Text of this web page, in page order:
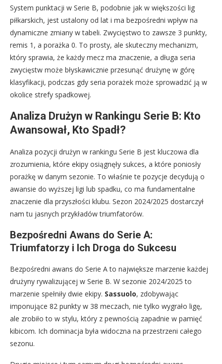
System punktacji w Serie B, podobnie jak w większości lig
piłkarskich, jest ustalony od lat i ma bezpośredni wpływ na
dynamiczne zmiany w tabeli. Zwycięstwo to zawsze 3 punkty,
remis 1, a porażka 0. To prosty, ale skuteczny mechanizm,
który sprawia, że każdy mecz ma znaczenie, a długa seria
zwycięstw może błyskawicznie przesunąć drużynę w górę
klasyfikacji, podczas gdy seria porażek może sprowadzić ją w
okolice strefy spadkowej.
Analiza Drużyn w Rankingu Serie B: Kto
Awansował, Kto Spadł?
Analiza pozycji drużyn w rankingu Serie B jest kluczowa dla
zrozumienia, które ekipy osiągnęły sukces, a które poniosły
porażkę w danym sezonie. To właśnie te pozycje decydują o
awansie do wyższej ligi lub spadku, co ma fundamentalne
znaczenie dla przyszłości klubu. Sezon 2024/2025 dostarczył
nam tu jasnych przykładów triumfatorów.
Bezpośredni Awans do Serie A:
Triumfatorzy i Ich Droga do Sukcesu
Bezpośredni awans do Serie A to największe marzenie każdej
drużyny rywalizującej w Serie B. W sezonie 2024/2025 to
marzenie spełniły dwie ekipy. Sassuolo, zdobywając
imponujące 82 punkty w 38 meczach, nie tylko wygrało ligę,
ale zrobiło to w stylu, który z pewnością zapadnie w pamięć
kibicom. Ich dominacja była widoczna na przestrzeni całego
sezonu.